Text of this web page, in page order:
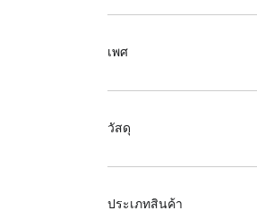
เพศ
วัสดุ
ประเภทสินค้า